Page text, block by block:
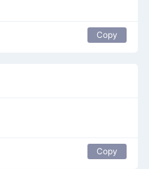
Copy
Copy